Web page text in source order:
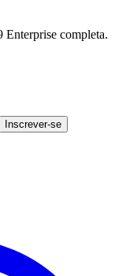
completa.
Inscrever-se